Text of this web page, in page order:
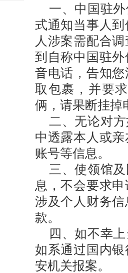
一、中国驻
式通知当事人
人涉案需配合
到自称中国驻
音电话，告知
取包裹，并要
俩，请果断挂掉
二、无论对
中透露本人或
账号等信息。
三、使领馆
息，不会要求
涉及个人财务
款。
四、如不幸
如系通过国内
安机关报案。